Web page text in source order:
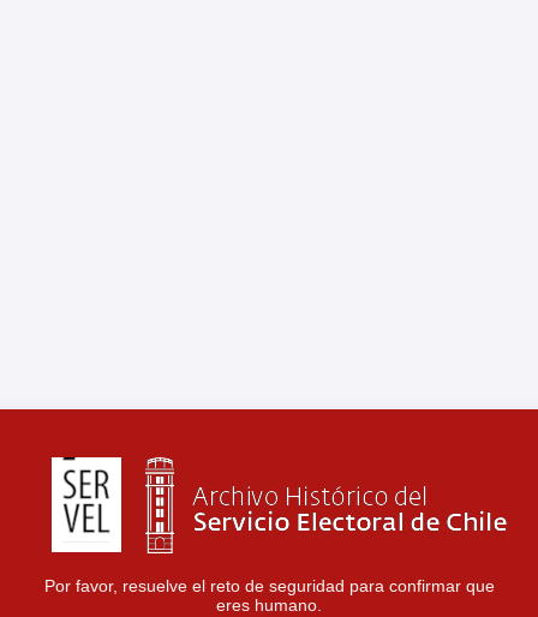
Por favor, resuelve el reto de seguridad para confirmar que
eres humano.